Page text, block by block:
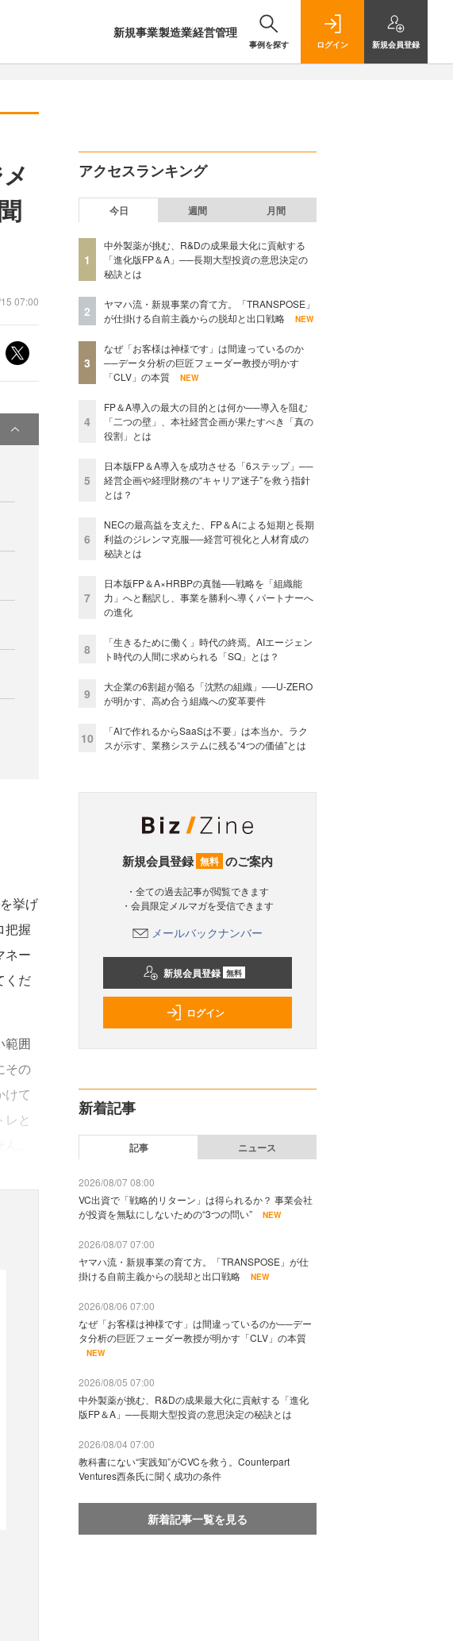
新規事業製造業経営管理
事例を探す ログイン 新規会員登録
07:00
挙げ
把握
ネー
くだ
範囲
その
けて
と
アクセスランキング
今日 週間 月間
1
中外製薬が挑む、R&Dの成果最大化に貢献する
「進化版FP＆A」──長期大型投資の意思決定の
秘訣とは
2
ヤマハ流・新規事業の育て方。「TRANSPOSE」
が仕掛ける自前主義からの脱却と出口戦略
NEW
3
なぜ「お客様は神様です」は間違っているのか
──データ分析の巨匠フェーダー教授が明かす
「CLV」の本質
NEW
4
FP＆A導入の最大の目的とは何か──導入を阻む
「二つの壁」、本社経営企画が果たすべき「真の
役割」とは
5
日本版FP＆A導入を成功させる「6ステップ」──
経営企画や経理財務の“キャリア迷子”を救う指針
とは？
6
NECの最高益を支えた、FP＆Aによる短期と長期
利益のジレンマ克服──経営可視化と人材育成の
秘訣とは
7
日本版FP＆A×HRBPの真髄──戦略を「組織能
力」へと翻訳し、事業を勝利へ導くパートナーへ
の進化
8
「生きるために働く」時代の終焉。AIエージェン
ト時代の人間に求められる「SQ」とは？
9
大企業の6割超が陥る「沈黙の組織」──U-ZERO
が明かす、高め合う組織への変革要件
10
「AIで作れるからSaaSは不要」は本当か。ラク
スが示す、業務システムに残る“4つの価値”とは
新規会員登録 無料 のご案内
・全ての過去記事が閲覧できます
・会員限定メルマガを受信できます
メールバックナンバー
新規会員登録 無料
ログイン
新着記事
記事 ニュース
2026/08/07 08:00
VC出資で「戦略的リターン」は得られるか？ 事業会社
が投資を無駄にしないための“3つの問い”
NEW
2026/08/07 07:00
ヤマハ流・新規事業の育て方。「TRANSPOSE」が仕
掛ける自前主義からの脱却と出口戦略
NEW
2026/08/06 07:00
なぜ「お客様は神様です」は間違っているのか──デー
タ分析の巨匠フェーダー教授が明かす「CLV」の本質
NEW
2026/08/05 07:00
中外製薬が挑む、R&Dの成果最大化に貢献する「進化
版FP＆A」──長期大型投資の意思決定の秘訣とは
2026/08/04 07:00
教科書にない“実践知”がCVCを救う。Counterpart
Ventures西条氏に聞く成功の条件
新着記事一覧を見る